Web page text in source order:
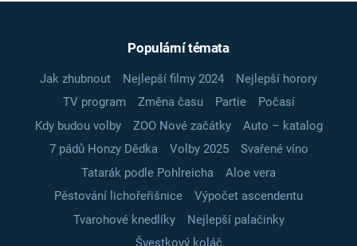
Populární témata
Jak zhubnout Nejlepší filmy 2024
Nejlepší horory
TV program
Změna času Partie
Počasí
Kdy budou volby
ZOO Nové začátky
Auto – katalog
7 pádů Honzy Dědka
Volby 2025
Svařené víno
Tatarák podle Pohlreicha
Aloe vera
Pěstování lichořeřišnice
Výpočet ascendentu
Tvarohové knedlíky
Nejlepší palačinky
Švestkový koláč